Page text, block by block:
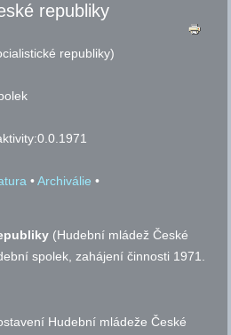
republiky
republiky)
0.0.1971
•Archiválie •
(Hudební mládež České
spolek, zahájení činnosti 1971.
Hudební mládeže České